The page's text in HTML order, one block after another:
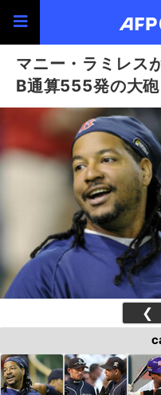
マニー・ラミレス
B通算555発の大砲
❮